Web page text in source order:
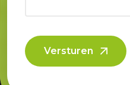
Versturen